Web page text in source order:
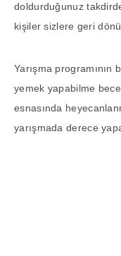
doldurduğunuz
kişiler sizlere geri
Yarışma
yemek yapabilme
esnasında
yarışmada derece